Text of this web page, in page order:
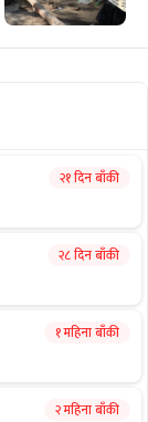
२१ दिन बाँकी
२८ दिन बाँकी
१ महिना बाँकी
२ महिना बाँकी